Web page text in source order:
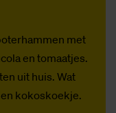
met
en tomaatjes.
uit huis. Wat
kokoskoekje.